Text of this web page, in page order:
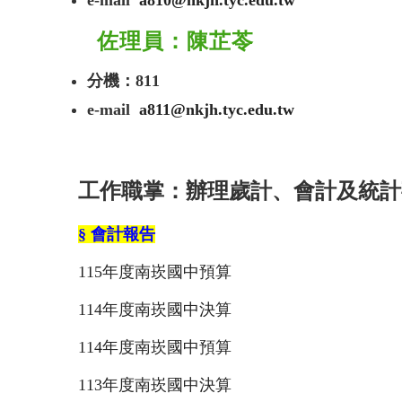
佐理員：陳芷苓
分機：811
e-mail a811@nkjh.tyc.edu.tw
工作職掌：辦理歲計、會計及統
§ 會計報告
115年度南崁國中預算
114年度南崁國中決算
114年度南崁國中預算
113年度南崁國中決算